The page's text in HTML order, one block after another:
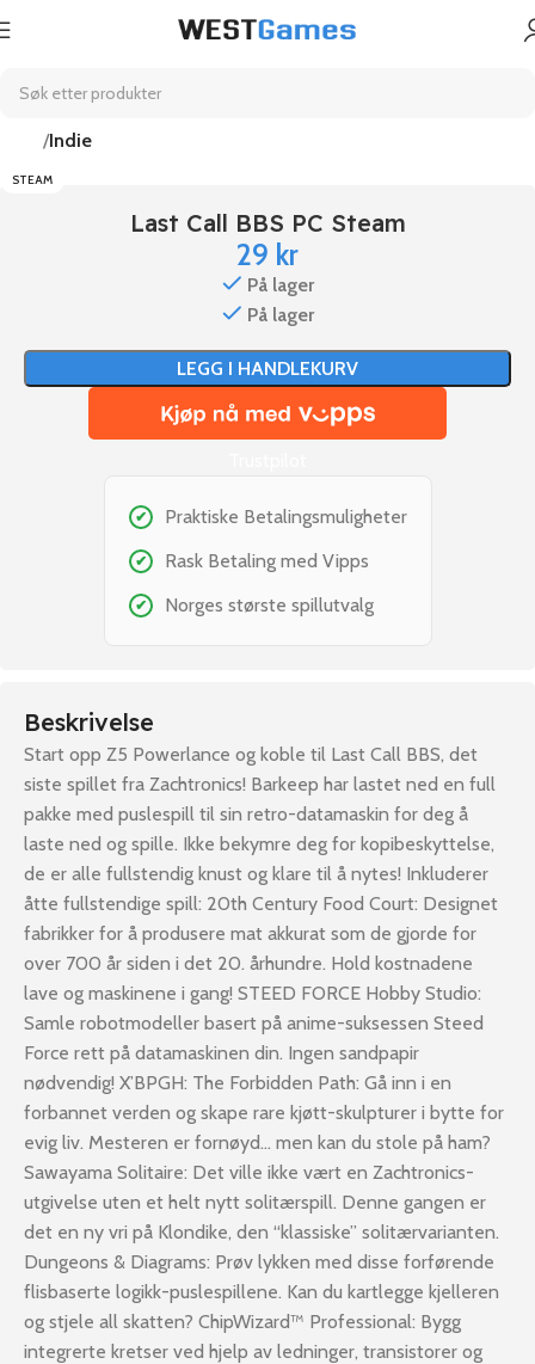
Indie
STEAM
Last Call BBS PC Steam
29 kr
På lager
På lager
LEGG I HANDLEKURV
✔ Praktiske Betalingsmuligheter
✔ Rask Betaling med Vipps
✔ Norges største spillutvalg
Beskrivelse
Start opp Z5 Powerlance og koble til Last Call BBS, det
siste spillet fra Zachtronics! Barkeep har lastet ned en full
pakke med puslespill til sin retro-datamaskin for deg å
laste ned og spille. Ikke bekymre deg for kopibeskyttelse,
de er alle fullstendig knust og klare til å nytes! Inkluderer
åtte fullstendige spill: 20th Century Food Court: Designet
fabrikker for å produsere mat akkurat som de gjorde for
over 700 år siden i det 20. århundre. Hold kostnadene
lave og maskinene i gang! STEED FORCE Hobby Studio:
Samle robotmodeller basert på anime-suksessen Steed
Force rett på datamaskinen din. Ingen sandpapir
nødvendig! X’BPGH: The Forbidden Path: Gå inn i en
forbannet verden og skape rare kjøtt-skulpturer i bytte for
evig liv. Mesteren er fornøyd… men kan du stole på ham?
Sawayama Solitaire: Det ville ikke vært en Zachtronics-
utgivelse uten et helt nytt solitærspill. Denne gangen er
det en ny vri på Klondike, den “klassiske” solitærvarianten.
Dungeons & Diagrams: Prøv lykken med disse forførende
flisbaserte logikk-puslespillene. Kan du kartlegge kjelleren
og stjele all skatten? ChipWizard™ Professional: Bygg
integrerte kretser ved hjelp av ledninger, transistorer og